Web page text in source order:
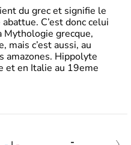
du grec et signifie le
C’est donc celui
Mythologie grecque,
c’est aussi, au
amazones. Hippolyte
et en Italie au 19eme
-